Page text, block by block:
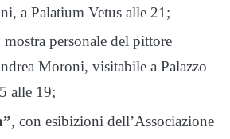
a Palatium Vetus alle 21;
mostra personale del pittore
Moroni, visitabile a Palazzo
alle 19;
, con esibizioni dell’Associazione